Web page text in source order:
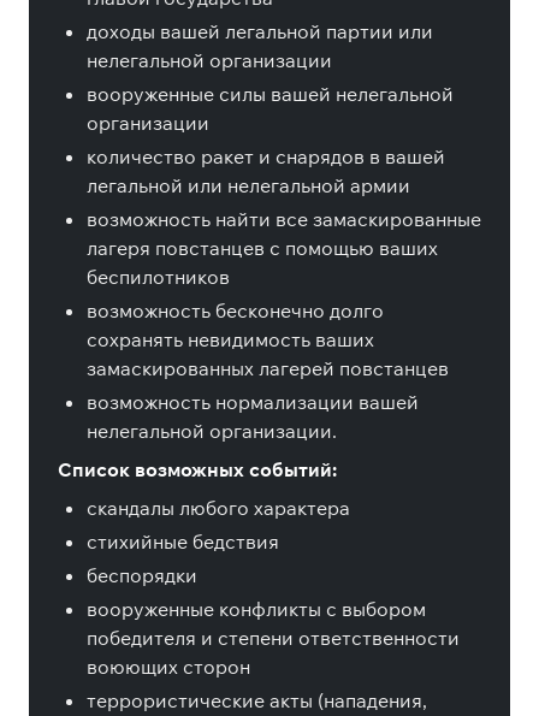
доходы вашей легальной партии или
нелегальной организации
вооруженные силы вашей нелегальной
организации
количество ракет и снарядов в вашей
легальной или нелегальной армии
возможность найти все замаскированные
лагеря повстанцев с помощью ваших
беспилотников
возможность бесконечно долго
сохранять невидимость ваших
замаскированных лагерей повстанцев
возможность нормализации вашей
нелегальной организации.
Список возможных событий:
скандалы любого характера
стихийные бедствия
беспорядки
вооруженные конфликты с выбором
победителя и степени ответственности
воюющих сторон
террористические акты (нападения,